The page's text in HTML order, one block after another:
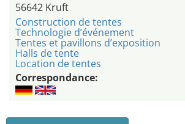
56642 Kruft
Construction de tentes
Technologie d’événement
Tentes et pavillons d’exposition
Halls de tente
Location de tentes
Correspondance: